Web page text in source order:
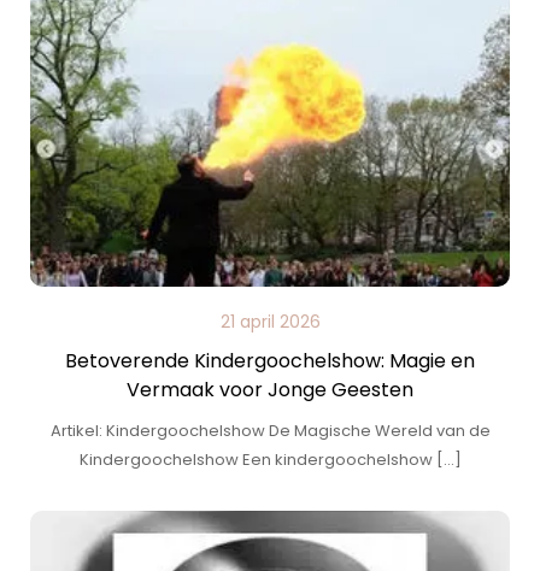
21 april 2026
Betoverende Kindergoochelshow: Magie en
Vermaak voor Jonge Geesten
Artikel: Kindergoochelshow De Magische Wereld van de
Kindergoochelshow Een kindergoochelshow […]